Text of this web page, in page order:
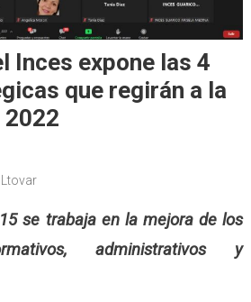
Inces expone las 4
que regirán a la
Ltovar
se trabaja en la mejora de los
administrativos y